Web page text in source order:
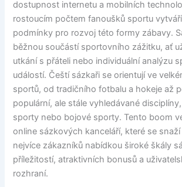
dostupnost internetu a mobilních
rostoucím počtem fanoušků sportu
podmínky pro rozvoj této formy zábavy.
běžnou součástí sportovního zážitku, ať
utkání s přáteli nebo individuální analýzu
událostí. Čeští sázkaři se orientují ve
sportů, od tradičního fotbalu a hokeje až
populární, ale stále vyhledávané
sporty nebo bojové sporty. Tento boom
online sázkových kanceláří, které se
nejvíce zákazníků nabídkou široké škály
příležitostí, atraktivních bonusů a
rozhraní.